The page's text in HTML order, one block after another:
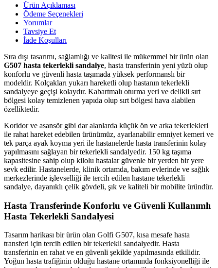
Ürün Açıklaması
Ödeme Seçenekleri
Yorumlar
Tavsiye Et
İade Koşulları
Sıra dışı tasarımı, sağlamlığı ve kalitesi ile mükemmel bir ürün olan
G507 hasta tekerlekli sandalye, hasta transferinin yeni yüzü olup
konforlu ve güvenli hasta taşımada yüksek performanslı bir
modeldir. Kolçakları yukarı hareketli olup hastanın tekerlekli
sandalyeye geçişi kolaydır. Kabartmalı oturma yeri ve delikli sırt
bölgesi kolay temizlenen yapıda olup sırt bölgesi hava alabilen
özelliktedir.
Koridor ve asansör gibi dar alanlarda küçük ön ve arka tekerlekleri
ile rahat hareket edebilen ürünümüz, ayarlanabilir emniyet kemeri ve
tek parça ayak koyma yeri ile hastanelerde hasta transferinin kolay
yapılmasını sağlayan bir tekerlekli sandalyedir. 150 kg taşıma
kapasitesine sahip olup kilolu hastalar güvenle bir yerden bir yere
sevk edilir. Hastanelerde, klinik ortamda, bakım evlerinde ve sağlık
merkezlerinde işlevselliği ile tercih edilen hastane tekerlekli
sandalye, dayanıklı çelik gövdeli, şık ve kaliteli bir mobilite üründür.
Hasta Transferinde Konforlu ve Güvenli Kullanımlı
Hasta Tekerlekli Sandalyesi
Tasarım harikası bir ürün olan Golfi G507, kısa mesafe hasta
transferi için tercih edilen bir tekerlekli sandalyedir. Hasta
transferinin en rahat ve en güvenli şekilde yapılmasında etkilidir.
Yoğun hasta trafiğinin olduğu hastane ortamında fonksiyonelliği ile